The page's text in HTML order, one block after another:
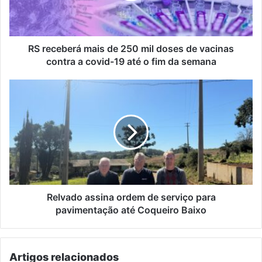
doses
de
vacinas
contra
da
semana
RS receberá mais de 250 mil doses de vacinas
contra a covid-19 até o fim da semana
ordem
serviço
para
pavimentação
até
Coqueiro
Relvado assina ordem de serviço para
pavimentação até Coqueiro Baixo
Artigos relacionados